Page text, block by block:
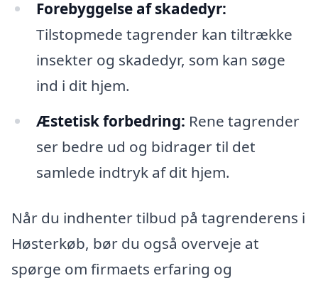
Forebyggelse af skadedyr:
Tilstopmede tagrender kan tiltrække
insekter og skadedyr, som kan søge
ind i dit hjem.
Æstetisk forbedring: Rene tagrender
ser bedre ud og bidrager til det
samlede indtryk af dit hjem.
Når du indhenter tilbud på tagrenderens i
Høsterkøb, bør du også overveje at
spørge om firmaets erfaring og